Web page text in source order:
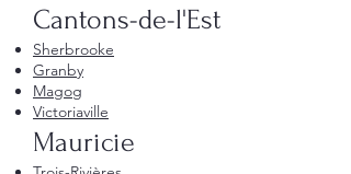
Cantons-de-l'Est
Sherbrooke
Granby
Magog
Victoriaville
Mauricie